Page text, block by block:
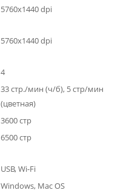
5760x1440 dpi
5760x1440 dpi
4
33 стр./мин (ч/б), 5 стр/мин
(цветная)
3600 стр
6500 стр
USB, Wi-Fi
Windows, Mac OS